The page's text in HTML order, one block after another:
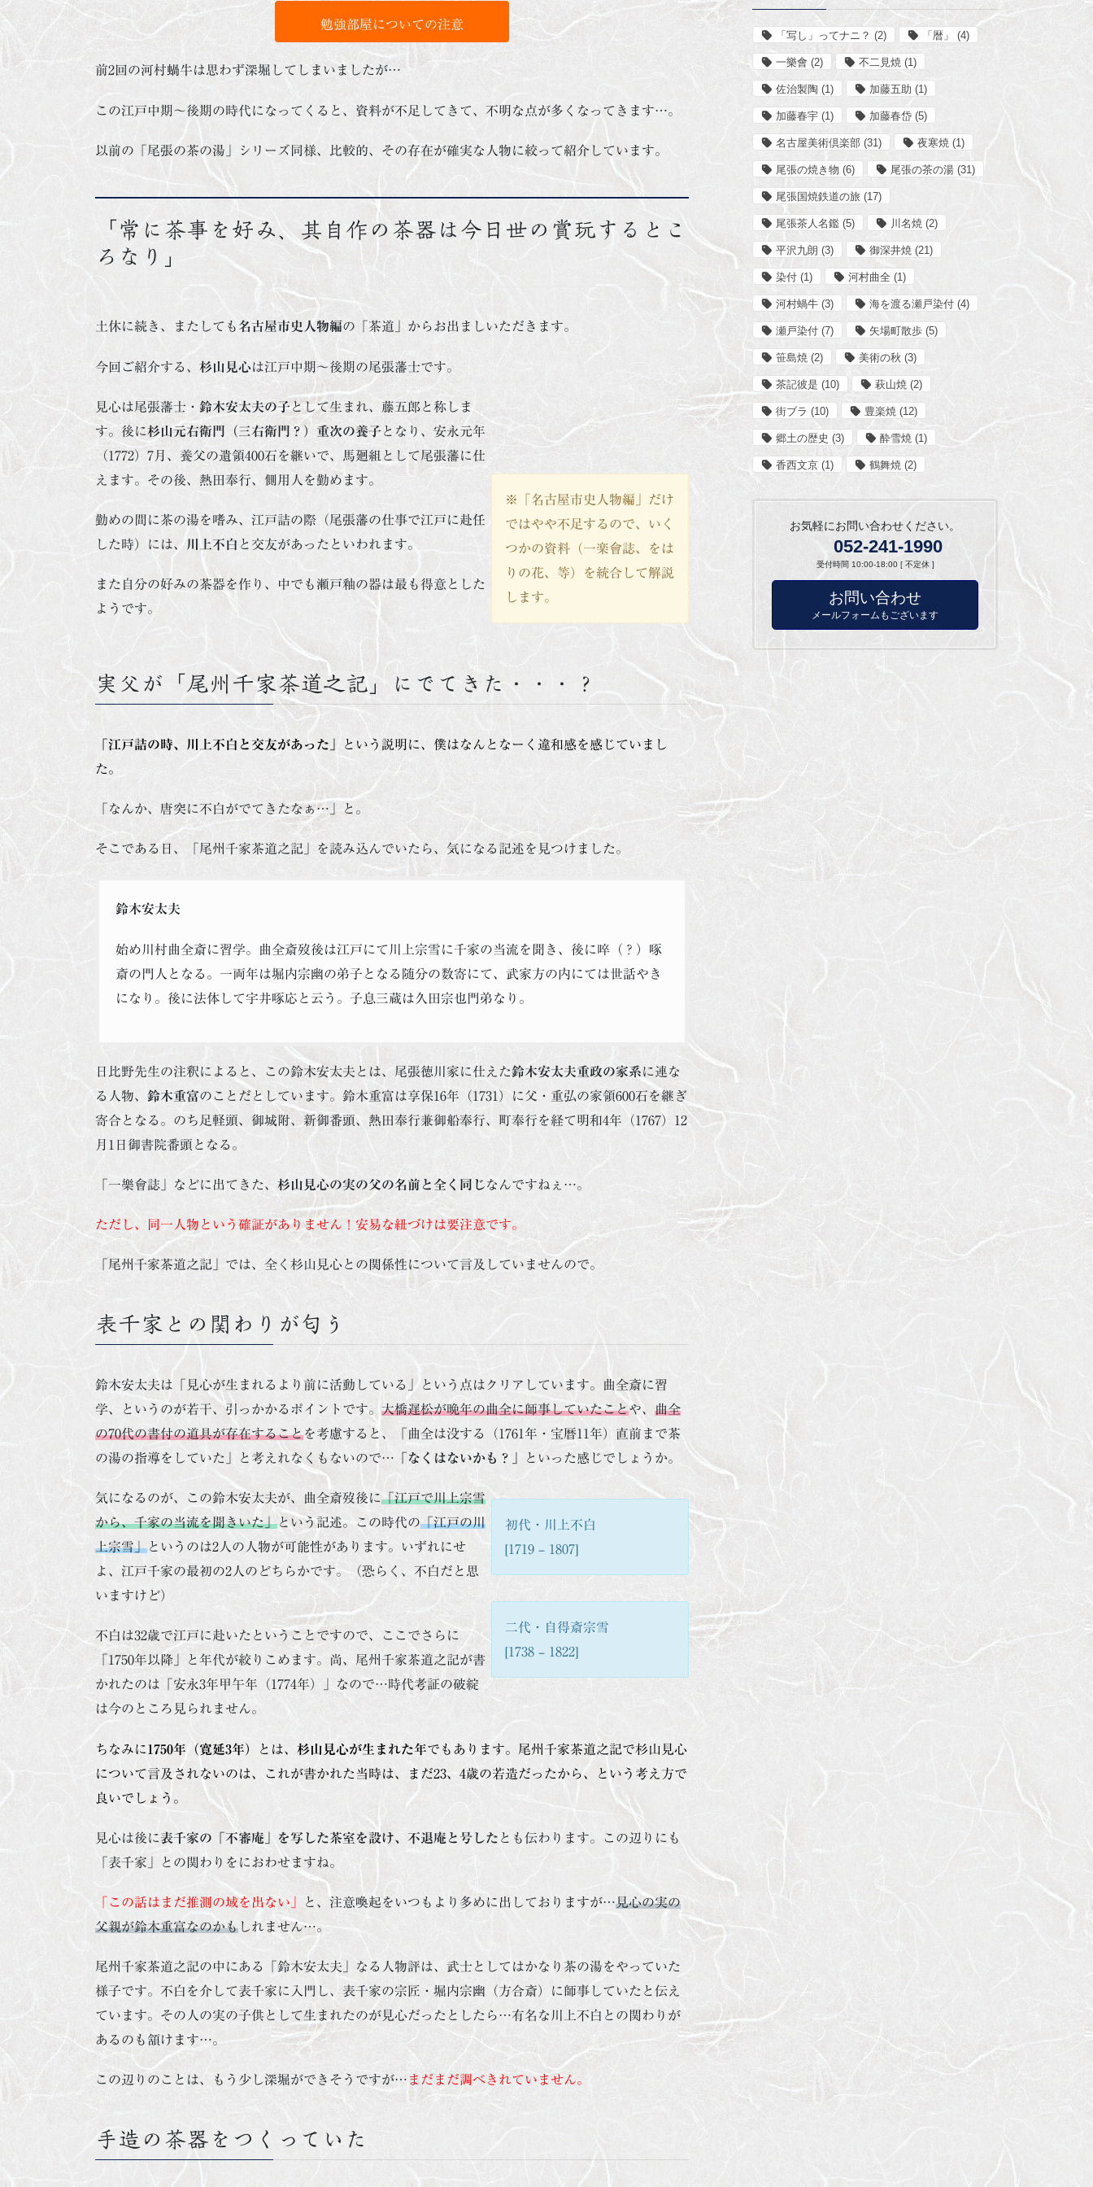
勉強部屋についての注意
前2回の河村蝸牛は思わず深堀してしまいましたが…
この江戸中期～後期の時代になってくると、資料が不足してきて、不明な点が多くなってきます…。
以前の「尾張の茶の湯」シリーズ同様、比較的、その存在が確実な人物に絞って紹介しています。
「常に茶事を好み、其自作の茶器は今日世の賞玩するとこ
ろなり」
土休に続き、またしても 名古屋市史人物編の「茶道」からお出ましいただきます。
今回ご紹介する、 杉山見心は江戸中期～後期の尾張藩士です。
見心は尾張藩士・ 鈴木安太夫の子として生まれ、藤五郎と称しま
す。後に杉山元右衛門（三右衛門？）重次の養子となり、安永元年
（1772）7月、養父の遺領400石を継いで、馬廻組として尾張藩に仕
えます。その後、熱田奉行、側用人を勤めます。
勤めの間に茶の湯を嗜み、江戸詰の際（尾張藩の仕事で江戸に赴任
した時）には、川上不白 と交友があったといわれます。
また自分の好みの茶器を作り、中でも瀬戸釉の器は最も得意とした
ようです。
※「名古屋市史人物編」だけ
ではやや不足するので、いく
つかの資料（一楽會誌、をは
りの花、等）を統合して解説
します。
実父が「尾州千家茶道之記」にでてきた・・・？
「江戸詰の時、川上不白と交友があった」 という説明に、僕はなんとなーく違和感を感じていまし
た。
「なんか、唐突に不白がでてきたなぁ…」と。
そこである日、「尾州千家茶道之記」を読み込んでいたら、気になる記述を見つけました。
鈴木安太夫
始め川村曲全斎に習学。曲全斎歿後は江戸にて川上宗雪に千家の当流を聞き、後に啐（？）啄
斎の門人となる。一両年は堀内宗幽の弟子となる随分の数寄にて、武家方の内にては世話やき
になり。後に法体して宇井啄応と云う。子息三蔵は久田宗也門弟なり。
日比野先生の注釈によると、この鈴木安太夫とは、尾張徳川家に仕えた鈴木安太夫重政の家系に連な
る人物、 鈴木重富のことだとしています。鈴木重富は享保16年（1731）に父・重弘の家領600石を継ぎ
寄合となる。のち足軽頭、御城附、新御番頭、熱田奉行兼御船奉行、町奉行を経て明和4年（1767）12
月1日御書院番頭となる。
「一樂會誌」などに出てきた、杉山見心の実の父の名前と全く同じなんですねぇ…。
ただし、同一人物という確証がありません！安易な紐づけは要注意です。
「尾州千家茶道之記」では、全く杉山見心との関係性について言及していませんので。
表千家との関わりが匂う
鈴木安太夫は「見心が生まれるより前に活動している」という点はクリアしています。曲全斎に習
学、というのが若干、引っかかるポイントです。 大橋遅松が晩年の曲全に師事していたことや、 曲全
の70代の書付の道具が存在することを考慮すると、「曲全は没する（1761年・宝暦11年）直前まで茶
の湯の指導をしていた」と考えれなくもないので… 「なくはないかも？」 といった感じでしょうか。
気になるのが、この鈴木安太夫が、曲全斎歿後に「江戸で川上宗雪
から、千家の当流を聞きいた」という記述。この時代の「江戸の川
上宗雪」というのは2人の人物が可能性があります。いずれにせ
よ、江戸千家の最初の2人のどちらかです。（恐らく、不白だと思
いますけど）
不白は32歳で江戸に赴いたということですので、ここでさらに
「1750年以降」と年代が絞りこめます。尚、尾州千家茶道之記が書
かれたのは「安永3年甲午年（1774年）」なので…時代考証の破綻
は今のところ見られません。
初代・川上不白
[1719 – 1807]
二代・自得斎宗雪
[1738 – 1822]
ちなみに1750年（寛延3年） とは、 杉山見心が生まれた年でもあります。尾州千家茶道之記で杉山見心
について言及されないのは、これが書かれた当時は、まだ23、4歳の若造だったから、という考え方で
良いでしょう。
見心は後に表千家の「不審庵」を写した茶室を設け、不退庵と号した とも伝わります。この辺りにも
「表千家」との関わりをにおわせますね。
「この話はまだ推測の域を出ない」 と、注意喚起をいつもより多めに出しておりますが…見心の実の
父親が鈴木重富なのかも しれません…。
尾州千家茶道之記の中にある「鈴木安太夫」なる人物評は、武士としてはかなり茶の湯をやっていた
様子です。不白を介して表千家に入門し、表千家の宗匠・堀内宗幽（方合斎）に師事していたと伝え
ています。その人の実の子供として生まれたのが見心だったとしたら…有名な川上不白との関わりが
あるのも頷けます…。
この辺りのことは、もう少し深堀ができそうですが…まだまだ調べきれていません。
手造の茶器をつくっていた
「写し」ってナニ？ (2) 「暦」 (4)
一樂會 (2) 不二見焼 (1)
佐治製陶 (1) 加藤五助 (1)
加藤春宇 (1) 加藤春岱 (5)
名古屋美術倶楽部 (31) 夜寒焼 (1)
尾張の焼き物 (6) 尾張の茶の湯 (31)
尾張国焼鉄道の旅 (17)
尾張茶人名鑑 (5) 川名焼 (2)
平沢九朗 (3) 御深井焼 (21)
染付 (1) 河村曲全 (1)
河村蝸牛 (3) 海を渡る瀬戸染付 (4)
瀬戸染付 (7) 矢場町散歩 (5)
笹島焼 (2) 美術の秋 (3)
茶記彼是 (10) 萩山焼 (2)
街ブラ (10) 豊楽焼 (12)
郷土の歴史 (3) 酔雪焼 (1)
香西文京 (1) 鶴舞焼 (2)
お気軽にお問い合わせください。
052-241-1990
受付時間 10:00-18:00 [ 不定休 ]
お問い合わせ
メールフォームもございます